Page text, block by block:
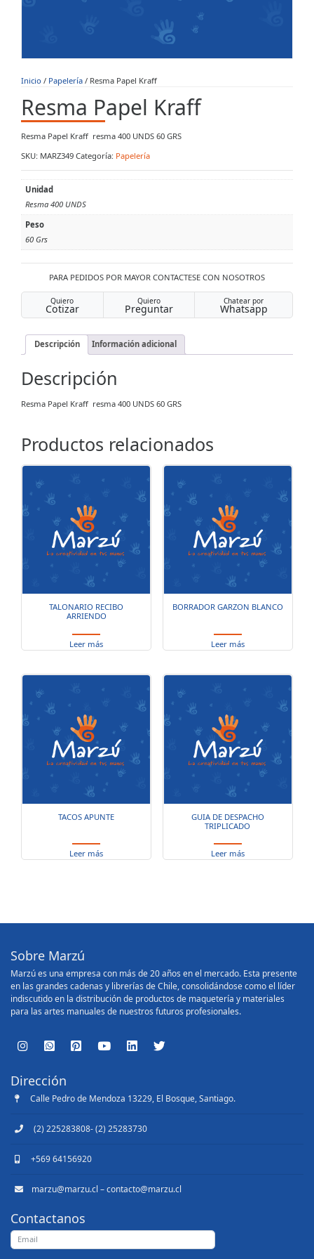
Inicio / Papelería / Resma Papel Kraff
Resma Papel Kraff
Resma Papel Kraff resma 400 UNDS 60 GRS
SKU: MARZ349 Categoría: Papelería
Unidad
Resma 400 UNDS
Peso
60 Grs
PARA PEDIDOS POR MAYOR CONTACTESE CON NOSOTROS
Quiero
Cotizar
Quiero
Preguntar
Chatear por
Whatsapp
Descripción Información adicional
Descripción
Resma Papel Kraff resma 400 UNDS 60 GRS
Productos relacionados
TALONARIO RECIBO
ARRIENDO
Leer más
BORRADOR GARZON BLANCO
Leer más
TACOS APUNTE
Leer más
GUIA DE DESPACHO
TRIPLICADO
Leer más
Sobre Marzú
Marzú es una empresa con más de 20 años en el mercado. Esta presente
en las grandes cadenas y librerías de Chile, consolidándose como el líder
indiscutido en la distribución de productos de maquetería y materiales
para las artes manuales de nuestros futuros profesionales.
Dirección
Calle Pedro de Mendoza 13229, El Bosque, Santiago.
(2) 225283808- (2) 25283730
+569 64156920
marzu@marzu.cl – contacto@marzu.cl
Contactanos